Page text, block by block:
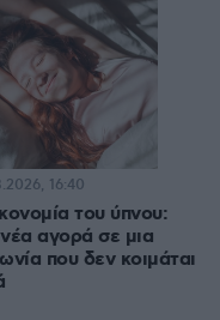
του ύπνου:
αγορά σε μια
που δεν κοιμάται
16:40